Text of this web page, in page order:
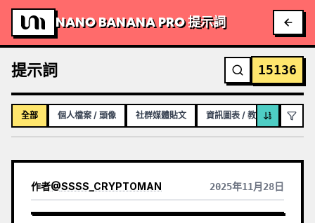
NANO BANANA PRO 提示詞
提示詞 15136
全部 個人檔案 / 頭像 社群媒體貼文 資訊圖表 / 教育視覺化內容
作者@SSSS_CRYPTOMAN 2025年11月28日
查看其他模型的結果